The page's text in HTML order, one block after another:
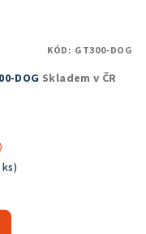
DOG Skladem v ČR
KÓD: GT300-DOG